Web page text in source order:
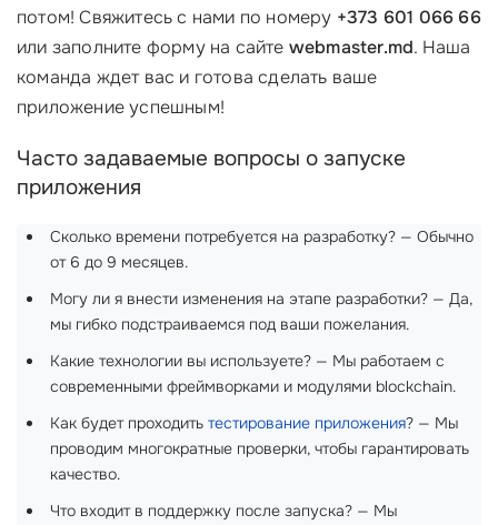
потом! Свяжитесь с нами по номеру +373 601 066 66
или заполните форму на сайте webmaster.md. Наша
команда ждет вас и готова сделать ваше
приложение успешным!
Часто задаваемые вопросы о запуске
приложения
Сколько времени потребуется на разработку? — Обычно
от 6 до 9 месяцев.
Могу ли я внести изменения на этапе разработки? — Да,
мы гибко подстраиваемся под ваши пожелания.
Какие технологии вы используете? — Мы работаем с
современными фреймворками и модулями blockchain.
Как будет проходить тестирование приложения? — Мы
проводим многократные проверки, чтобы гарантировать
качество.
Что входит в поддержку после запуска? — Мы